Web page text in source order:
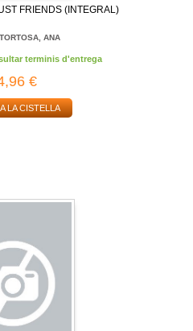
FRIENDS (INTEGRAL)
ANA
terminis d'entrega
€
LA CISTELLA